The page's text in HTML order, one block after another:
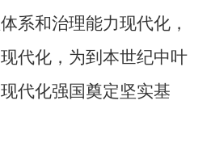
系和治理能力现代化，
代化，为到本世纪中叶
代化强国奠定坚实基